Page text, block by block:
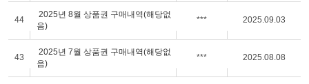
44
2025년 8월 상품권 구매내역(해당없
음)
*** 2025.09.03
43
2025년 7월 상품권 구매내역(해당없
음)
*** 2025.08.08